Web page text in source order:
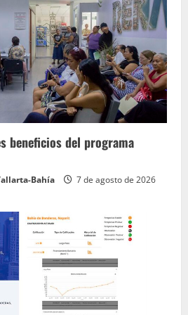
beneficios del programa
Bahía 7 de agosto de 2026